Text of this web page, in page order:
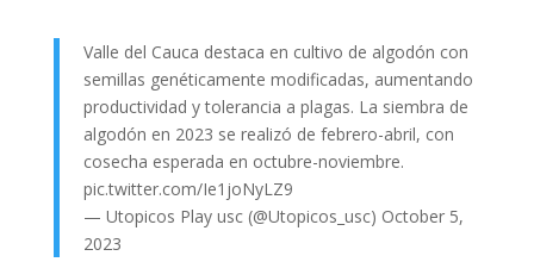
Valle del Cauca destaca en cultivo de algodón con
semillas genéticamente modificadas, aumentando
productividad y tolerancia a plagas. La siembra de
algodón en 2023 se realizó de febrero-abril, con
cosecha esperada en octubre-noviembre.
pic.twitter.com/Ie1joNyLZ9
— Utopicos Play usc (@Utopicos_usc) October 5,
2023